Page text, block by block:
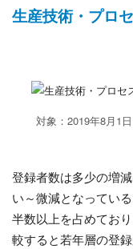
生産技術・プロ
対象：2019年8月1
登録者数は多少の増
い～微減となってい
半数以上を占めてお
較すると若年層の登